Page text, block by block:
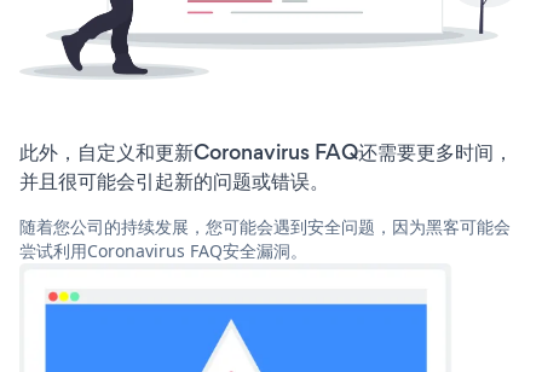
此外，自定义和更新Coronavirus FAQ还需要更多时间，
并且很可能会引起新的问题或错误。
随着您公司的持续发展，您可能会遇到安全问题，因为黑客可能会
尝试利用Coronavirus FAQ安全漏洞。